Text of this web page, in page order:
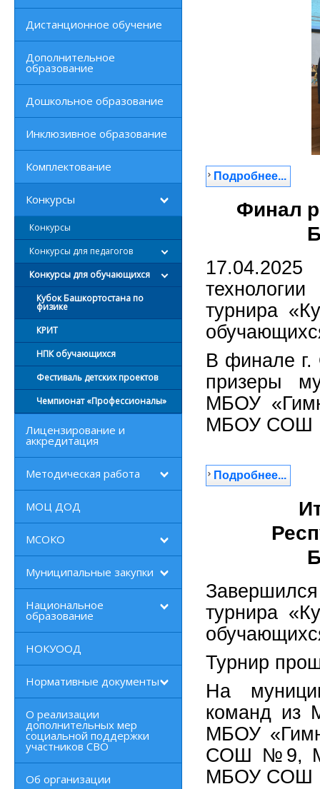
Дистанционное обучение
Дополнительное
образование
Дошкольное образование
Инклюзивное образование
Комплектование
Конкурсы
Конкурсы
Конкурсы для педагогов
Конкурсы для обучающихся
Кубок Башкортостана по
физике
КРИТ
НПК обучающихся
Фестиваль детских проектов
Чемпионат «Профессионалы»
Лицензирование и
аккредитация
Методическая работа
МОЦ ДОД
МСОКО
Муниципальные закупки
Национальное
образование
НОКУООД
Нормативные документы
О реализации
дополнительных мер
социальной поддержки
участников СВО
Об организации
Подробнее...
Финал
турнира
В финале г.
призеры
МБОУ
МБОУ СОШ
Подробнее...
Завершился
турнира
Турнир
На
команд
МБОУ
СОШ №9,
МБОУ СОШ